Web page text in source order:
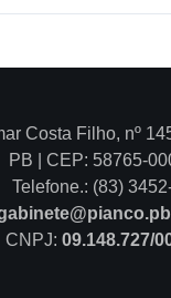
Costa Filho, nº
PB | CEP: 58765-
Telefone.: (83)
CNPJ: 09.148.727/